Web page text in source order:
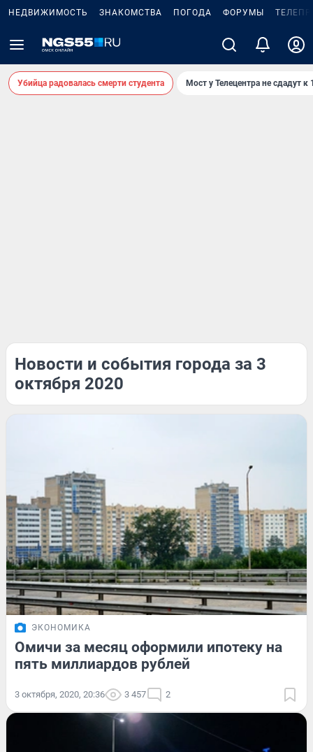
НЕДВИЖИМОСТЬ ЗНАКОМСТВА ПОГОДА ФОРУМЫ
Убийца радовалась смерти студента Мост у Телецентра не сдадут к
Новости и события города за 3
октября 2020
ЭКОНОМИКА
Омичи за месяц оформили ипотеку на
пять миллиардов рублей
3 октября, 2020, 20:36 3 457 2